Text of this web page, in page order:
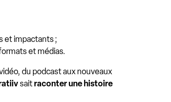
et impactants ;
et médias.
du podcast aux nouveaux
saitraconter une histoire